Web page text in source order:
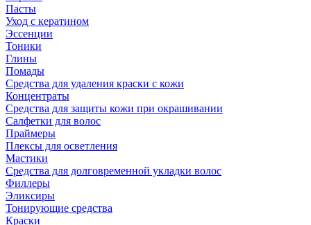
Пасты
Уход с кератином
Эссенции
Тоники
Глины
Помады
Средства для удаления краски с кожи
Концентраты
Средства для защиты кожи при окрашивании
Салфетки для волос
Праймеры
Плексы для осветления
Мастики
Средства для долговременной укладки волос
Филлеры
Эликсиры
Тонирующие средства
Краски